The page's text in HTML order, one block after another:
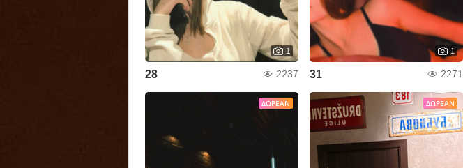
1
28 2237
1
31 2271
ΔΩΡΕΆΝ ΔΩΡΕΆΝ